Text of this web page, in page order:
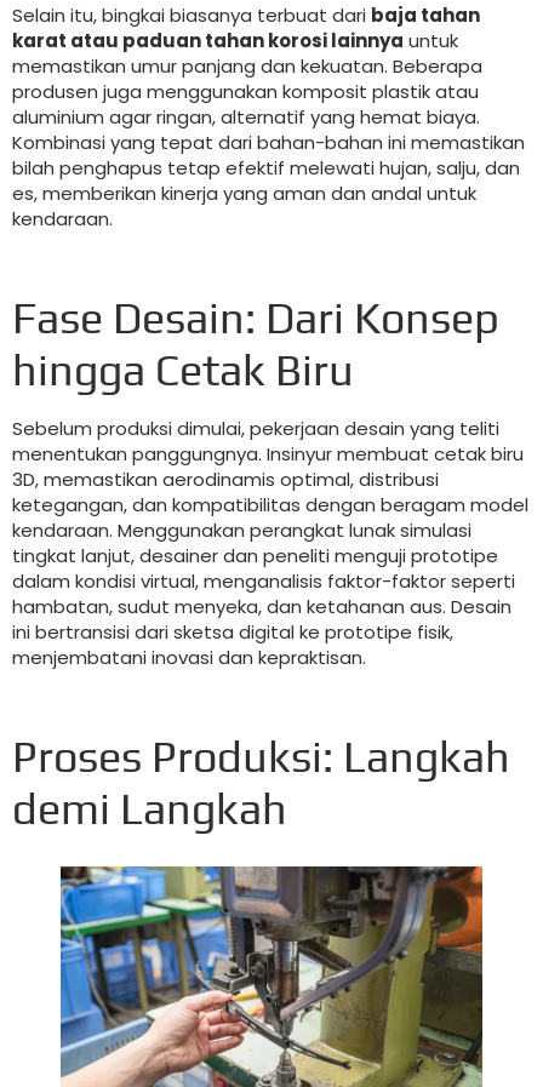
Selain itu, bingkai biasanya terbuat dari baja tahan
karat atau paduan tahan korosi lainnya untuk
memastikan umur panjang dan kekuatan. Beberapa
produsen juga menggunakan komposit plastik atau
aluminium agar ringan, alternatif yang hemat biaya.
Kombinasi yang tepat dari bahan-bahan ini memastikan
bilah penghapus tetap efektif melewati hujan, salju, dan
es, memberikan kinerja yang aman dan andal untuk
kendaraan.
Fase Desain: Dari Konsep
hingga Cetak Biru
Sebelum produksi dimulai, pekerjaan desain yang teliti
menentukan panggungnya. Insinyur membuat cetak biru
3D, memastikan aerodinamis optimal, distribusi
ketegangan, dan kompatibilitas dengan beragam model
kendaraan. Menggunakan perangkat lunak simulasi
tingkat lanjut, desainer dan peneliti menguji prototipe
dalam kondisi virtual, menganalisis faktor-faktor seperti
hambatan, sudut menyeka, dan ketahanan aus. Desain
ini bertransisi dari sketsa digital ke prototipe fisik,
menjembatani inovasi dan kepraktisan.
Proses Produksi: Langkah
demi Langkah